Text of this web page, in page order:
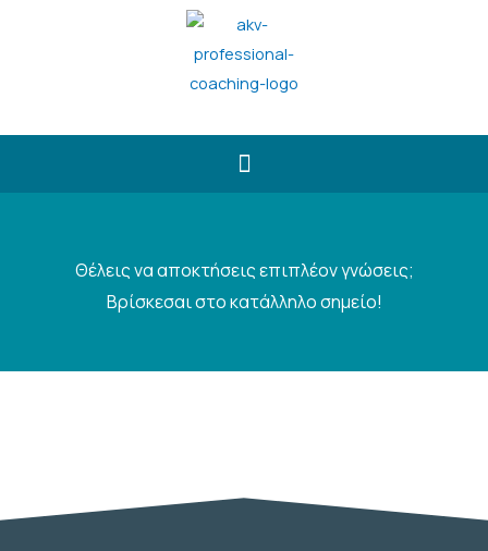
Θέλεις να αποκτήσεις επιπλέον γνώσεις;
Βρίσκεσαι στο κατάλληλο σημείο!